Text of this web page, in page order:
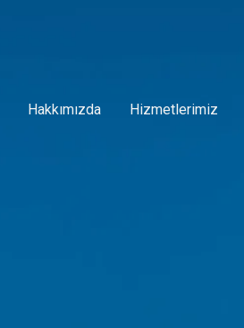
Hakkımızda Hizmetlerimiz